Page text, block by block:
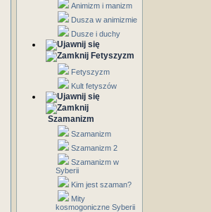
Animizm i manizm
Dusza w animizmie
Dusze i duchy
Fetyszyzm
Fetyszyzm
Kult fetyszów
Szamanizm
Szamanizm
Szamanizm 2
Szamanizm w
Syberii
Kim jest szaman?
Mity
kosmogoniczne Syberii